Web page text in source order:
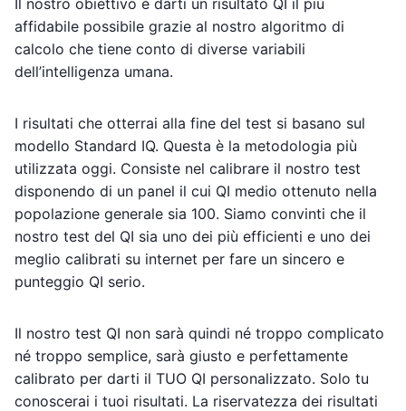
affidabile possibile grazie al nostro algoritmo di
calcolo che tiene conto di diverse variabili
dell’intelligenza umana.
I risultati che otterrai alla fine del test si basano sul
modello Standard IQ. Questa è la metodologia più
utilizzata oggi. Consiste nel calibrare il nostro test
disponendo di un panel il cui QI medio ottenuto nella
popolazione generale sia 100. Siamo convinti che il
nostro test del QI sia uno dei più efficienti e uno dei
meglio calibrati su internet per fare un sincero e
punteggio QI serio.
Il nostro test QI non sarà quindi né troppo complicato
né troppo semplice, sarà giusto e perfettamente
calibrato per darti il ​​TUO QI personalizzato. Solo tu
conoscerai i tuoi risultati. La riservatezza dei risultati